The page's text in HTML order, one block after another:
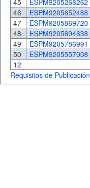
45 ESPM9205268262
46 ESPM9205652488
47 ESPM9205869720
48 ESPM9205694638
49 ESPM9205786991
50 ESPM9205557008
12
Requisitos de Publicación